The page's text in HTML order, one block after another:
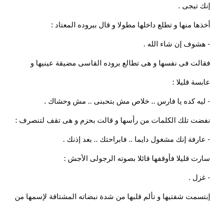
إنك تيجى .
أخذها منها و تطلع داخلها مطولا و قال ببروده المعتاد :
- هشوف إن شاء الله .
فقالت فى نفسها و هى تطالع بروده القاسى مضيقة عينيها و
عابسة قليلا :
- ليه كده يا فارس .. خلاص مش بتحبنى .. مش وحشاك .
نفضت تلك الكلمات من رأسها و قالت بحزم و هى تقف لتنصرف :
- عارفة إنك مشغول دايما .. فابراحتك .. بعد إذنك .
سارت قليلا فأوقفها قائلا بصوته الرجولى الأجش :
- غزل .
إبتسمت شفتيها و تألم قلبها من شدة نبضاته المشتاقة لإسمها من